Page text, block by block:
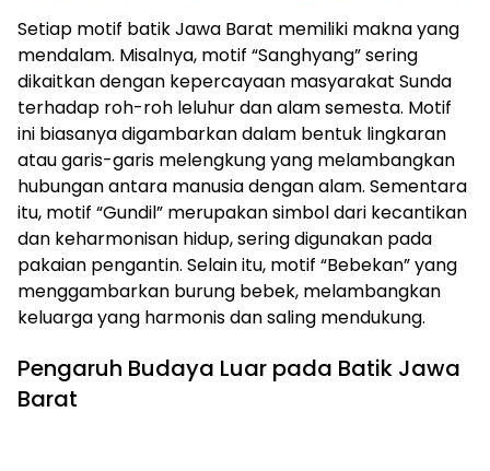
Setiap motif batik Jawa Barat memiliki makna yang
mendalam. Misalnya, motif “Sanghyang” sering
dikaitkan dengan kepercayaan masyarakat Sunda
terhadap roh-roh leluhur dan alam semesta. Motif
ini biasanya digambarkan dalam bentuk lingkaran
atau garis-garis melengkung yang melambangkan
hubungan antara manusia dengan alam. Sementara
itu, motif “Gundil” merupakan simbol dari kecantikan
dan keharmonisan hidup, sering digunakan pada
pakaian pengantin. Selain itu, motif “Bebekan” yang
menggambarkan burung bebek, melambangkan
keluarga yang harmonis dan saling mendukung.
Pengaruh Budaya Luar pada Batik Jawa
Barat